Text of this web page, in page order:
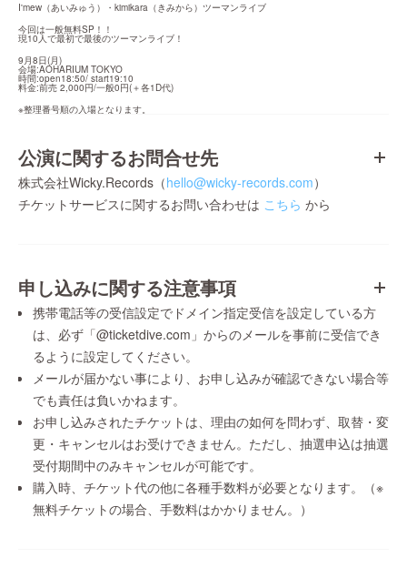
I'mew（あいみゅう）・kimikara（きみから）ツーマンライブ
今回は一般無料SP！！
現10人で最初で最後のツーマンライブ！
9月8日(月)
会場:AOHARIUM TOKYO
時間:open18:50/ start19:10
料金:前売 2,000円/一般0円(＋各1D代)
※整理番号順の入場となります。
公演に関するお問合せ先
株式会社Wicky.Records（hello@wicky-records.com）
チケットサービスに関するお問い合わせは こちら から
申し込みに関する注意事項
携帯電話等の受信設定でドメイン指定受信を設定している方
は、必ず「@ticketdive.com」からのメールを事前に受信でき
るように設定してください。
メールが届かない事により、お申し込みが確認できない場合等
でも責任は負いかねます。
お申し込みされたチケットは、理由の如何を問わず、取替・変
更・キャンセルはお受けできません。ただし、抽選申込は抽選
受付期間中のみキャンセルが可能です。
購入時、チケット代の他に各種手数料が必要となります。（※
無料チケットの場合、手数料はかかりません。）